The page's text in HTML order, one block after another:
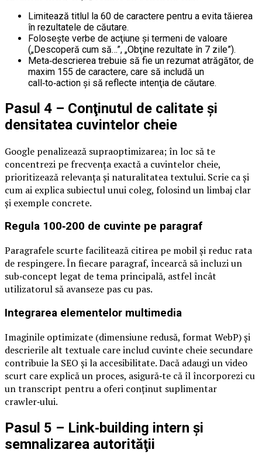
Limitează titlul la 60 de caractere pentru a evita tăierea
în rezultatele de căutare.
Foloseşte verbe de acţiune și termeni de valoare
(„Descoperă cum să…”, „Obţine rezultate în 7 zile”).
Meta‑descrierea trebuie să fie un rezumat atrăgător, de
maxim 155 de caractere, care să includă un
call‑to‑action și să reflecte intenţia de căutare.
Pasul 4 – Conţinutul de calitate și
densitatea cuvintelor cheie
Google penalizează supraoptimizarea; în loc să te
concentrezi pe frecvenţa exactă a cuvintelor cheie,
prioritizează relevanţa și naturalitatea textului. Scrie ca și
cum ai explica subiectul unui coleg, folosind un limbaj clar
și exemple concrete.
Regula 100‑200 de cuvinte pe paragraf
Paragrafele scurte facilitează citirea pe mobil și reduc rata
de respingere. În fiecare paragraf, încearcă să incluzi un
sub‑concept legat de tema principală, astfel încât
utilizatorul să avanseze pas cu pas.
Integrarea elementelor multimedia
Imaginile optimizate (dimensiune redusă, format WebP) și
descrierile alt textuale care includ cuvinte cheie secundare
contribuie la SEO și la accesibilitate. Dacă adaugi un video
scurt care explică un proces, asigură‑te că îl încorporezi cu
un transcript pentru a oferi conţinut suplimentar
crawler‑ului.
Pasul 5 – Link‑building intern și
semnalizarea autorităţii